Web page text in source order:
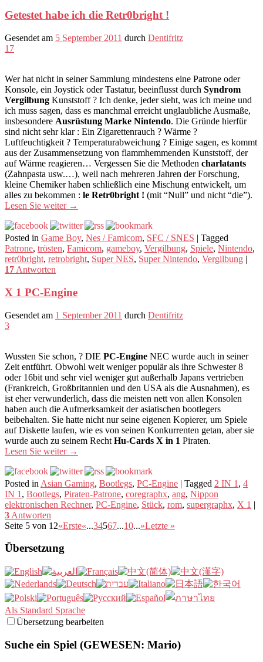
Getestet habe ich die Retr0bright !
Gesendet am 5 September 2011 durch Dentifritz
17
Wer hat nicht in seiner Sammlung mindestens eine Patrone oder
Konsole, ein Joystick oder Tastatur, beeinflusst durch Syndrom
Vergilbung Kunststoff ? Ich denke, jeder sieht, was ich meine und
ich muss sagen, dass es manchmal erreicht unglaubliche Ausmaße,
insbesondere Ausrüstung Marke Nintendo. Die Gründe hierfür
sind nicht sehr klar : Ein Zigarettenrauch ? Wärme ?
Luftfeuchtigkeit ? Temperaturabweichung ? Einige sagen, es kommt
aus der Zusammensetzung von flammhemmenden Kunststoff, der
auf Wärme reagieren… Vergessen Sie die Methoden charlatants
(Zahnpasta usw.…), weil nach mehreren Jahren der Forschung,
kleine Chemiker haben schließlich eine Mischung entwickelt, um
alles zu bekommen : le Retr0bright ! (mit “Null” und nicht “die”).
Lesen Sie weiter →
Posted in Game Boy, Nes / Famicom, SFC / SNES | Tagged
Patrone, trösten, Famicom, gameboy, Vergilbung, Spiele, Nintendo,
retr0bright, retrobright, Super NES, Super Nintendo, Vergilbung |
17 Antworten
X 1 PC-Engine
Gesendet am 1 September 2011 durch Dentifritz
3
Wussten Sie schon, ? DIE PC-Engine NEC wurde auch in seiner
Zeit entführt. Obwohl weit weniger populär als ihre Schwester 8
oder 16bit und sehr viel weniger gut außerhalb Japans vertrieben
(Frankreich, Großbritannien und den USA als die Ausnahmen), es
ist eher verwunderlich, dass die meisten nett von allen Konsolen
haben auch die Aufmerksamkeit der asiatischen bootlegers
beibehalten. Sie hatte nicht nur seine eigenen Kopierer, um Spiele
auf Diskette laufen, wie es von seinen Konkurrenten getan, aber sie
wurde auch zu seinem Recht Hu-Cards X in 1 Piraten.
Lesen Sie weiter →
Posted in Asian Gaming, Bootlegs, PC-Engine | Tagged 2 IN 1 , 4
IN 1 , Bootlegs, Piraten-Patrone, coregraphx, ang, Nippon
elektronischen Rechner, PC-Engine, Stück, rom, supergraphx, X 1 |
3 Antworten
Seite 5 von 12«Erste«...34567...10...»Letzte »
Übersetzung
Als Standard Sprache
Übersetzung bearbeiten
Suche ein Spiel (GEWESEN: Mario)